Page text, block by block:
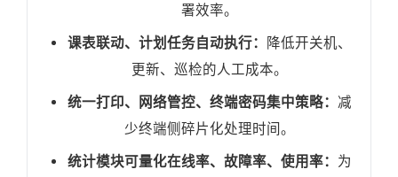
署效率。
课表联动、计划任务自动执行：
降低开关机、
更新、巡检的人工成本。
统一打印、网络管控、终端密码集中策略： 减
少终端侧碎片化处理时间。
统计模块可量化在线率、故障率、使用率： 为